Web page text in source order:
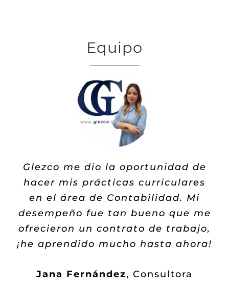
Equipo
Glezco me dio la oportunidad de
hacer mis prácticas curriculares
en el área de Contabilidad. Mi
desempeño fue tan bueno que me
ofrecieron un contrato de trabajo,
¡he aprendido mucho hasta ahora!
Jana Fernández, Consultora
En Glezco somos mucho más que
un equipo de trabajo, nos hemos
convertido en una familia fuerte y
con un objetivo en común: dar lo
mejor de nosotros.